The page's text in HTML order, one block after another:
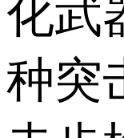
化武
种突